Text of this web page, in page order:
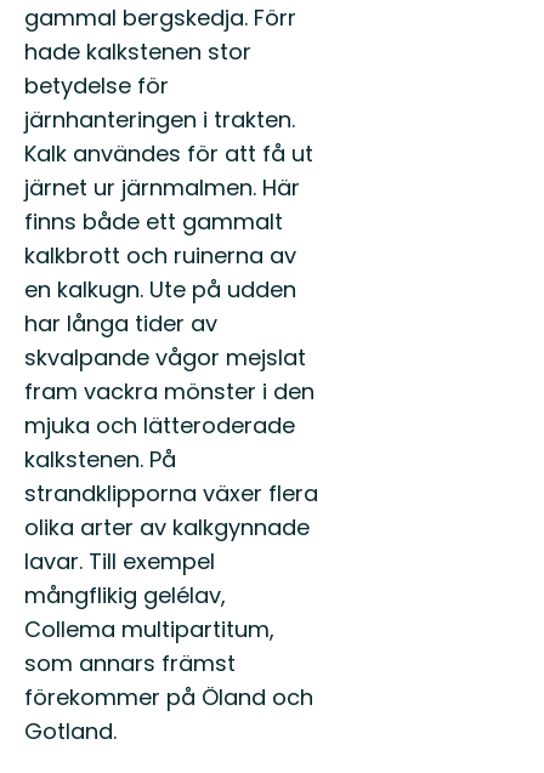
gammal bergskedja. Förr
hade kalkstenen stor
betydelse för
järnhanteringen i trakten.
Kalk användes för att få ut
järnet ur järnmalmen. Här
finns både ett gammalt
kalkbrott och ruinerna av
en kalkugn. Ute på udden
har långa tider av
skvalpande vågor mejslat
fram vackra mönster i den
mjuka och lätteroderade
kalkstenen. På
strandklipporna växer flera
olika arter av kalkgynnade
lavar. Till exempel
mångflikig gelélav,
Collema multipartitum,
som annars främst
förekommer på Öland och
Gotland.